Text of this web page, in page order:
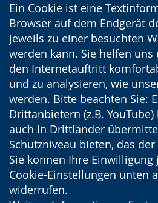
Ein Cookie ist eine
Browser auf dem Endgerät
jeweils zu einer besuchten
werden kann. Sie helfen
den Internetauftritt
und zu analysieren, wie
werden. Bitte beachten Sie:
Drittanbietern (z.B.
auch in Drittländer
Schutzniveau bieten, das
Sie können Ihre
Cookie-Einstellungen unten
widerrufen.